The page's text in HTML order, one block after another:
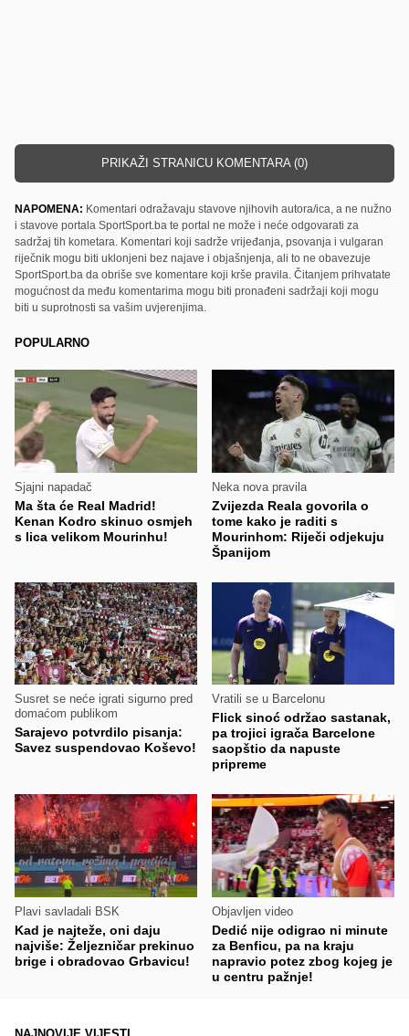
PRIKAŽI STRANICU KOMENTARA (0)
NAPOMENA: Komentari odražavaju stavove njihovih autora/ica, a ne nužno
i stavove portala SportSport.ba te portal ne može i neće odgovarati za
sadržaj tih kometara. Komentari koji sadrže vrijeđanja, psovanja i vulgaran
riječnik mogu biti uklonjeni bez najave i objašnjenja, ali to ne obavezuje
SportSport.ba da obriše sve komentare koji krše pravila. Čitanjem prihvatate
mogućnost da među komentarima mogu biti pronađeni sadržaji koji mogu
biti u suprotnosti sa vašim uvjerenjima.
POPULARNO
Sjajni napadač
Ma šta će Real Madrid!
Kenan Kodro skinuo osmjeh
s lica velikom Mourinhu!
Neka nova pravila
Zvijezda Reala govorila o
tome kako je raditi s
Mourinhom: Riječi odjekuju
Španijom
Susret se neće igrati sigurno pred
domaćom publikom
Sarajevo potvrdilo pisanja:
Savez suspendovao Koševo!
Vratili se u Barcelonu
Flick sinoć održao sastanak,
pa trojici igrača Barcelone
saopštio da napuste
pripreme
Plavi savladali BSK
Kad je najteže, oni daju
najviše: Željezničar prekinuo
brige i obradovao Grbavicu!
Objavljen video
Dedić nije odigrao ni minute
za Benficu, pa na kraju
napravio potez zbog kojeg je
u centru pažnje!